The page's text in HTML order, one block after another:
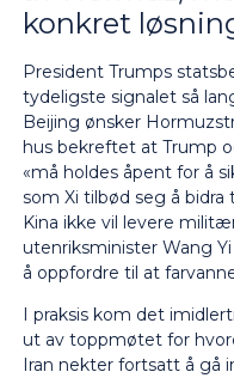
konkret
President Trumps
tydeligste signalet så
Beijing ønsker
hus bekreftet at Trump
«må holdes åpent for å
som Xi tilbød seg å
Kina ikke vil levere
utenriksminister Wang
å oppfordre til at
I praksis kom det
ut av toppmøtet for
Iran nekter fortsatt å gå